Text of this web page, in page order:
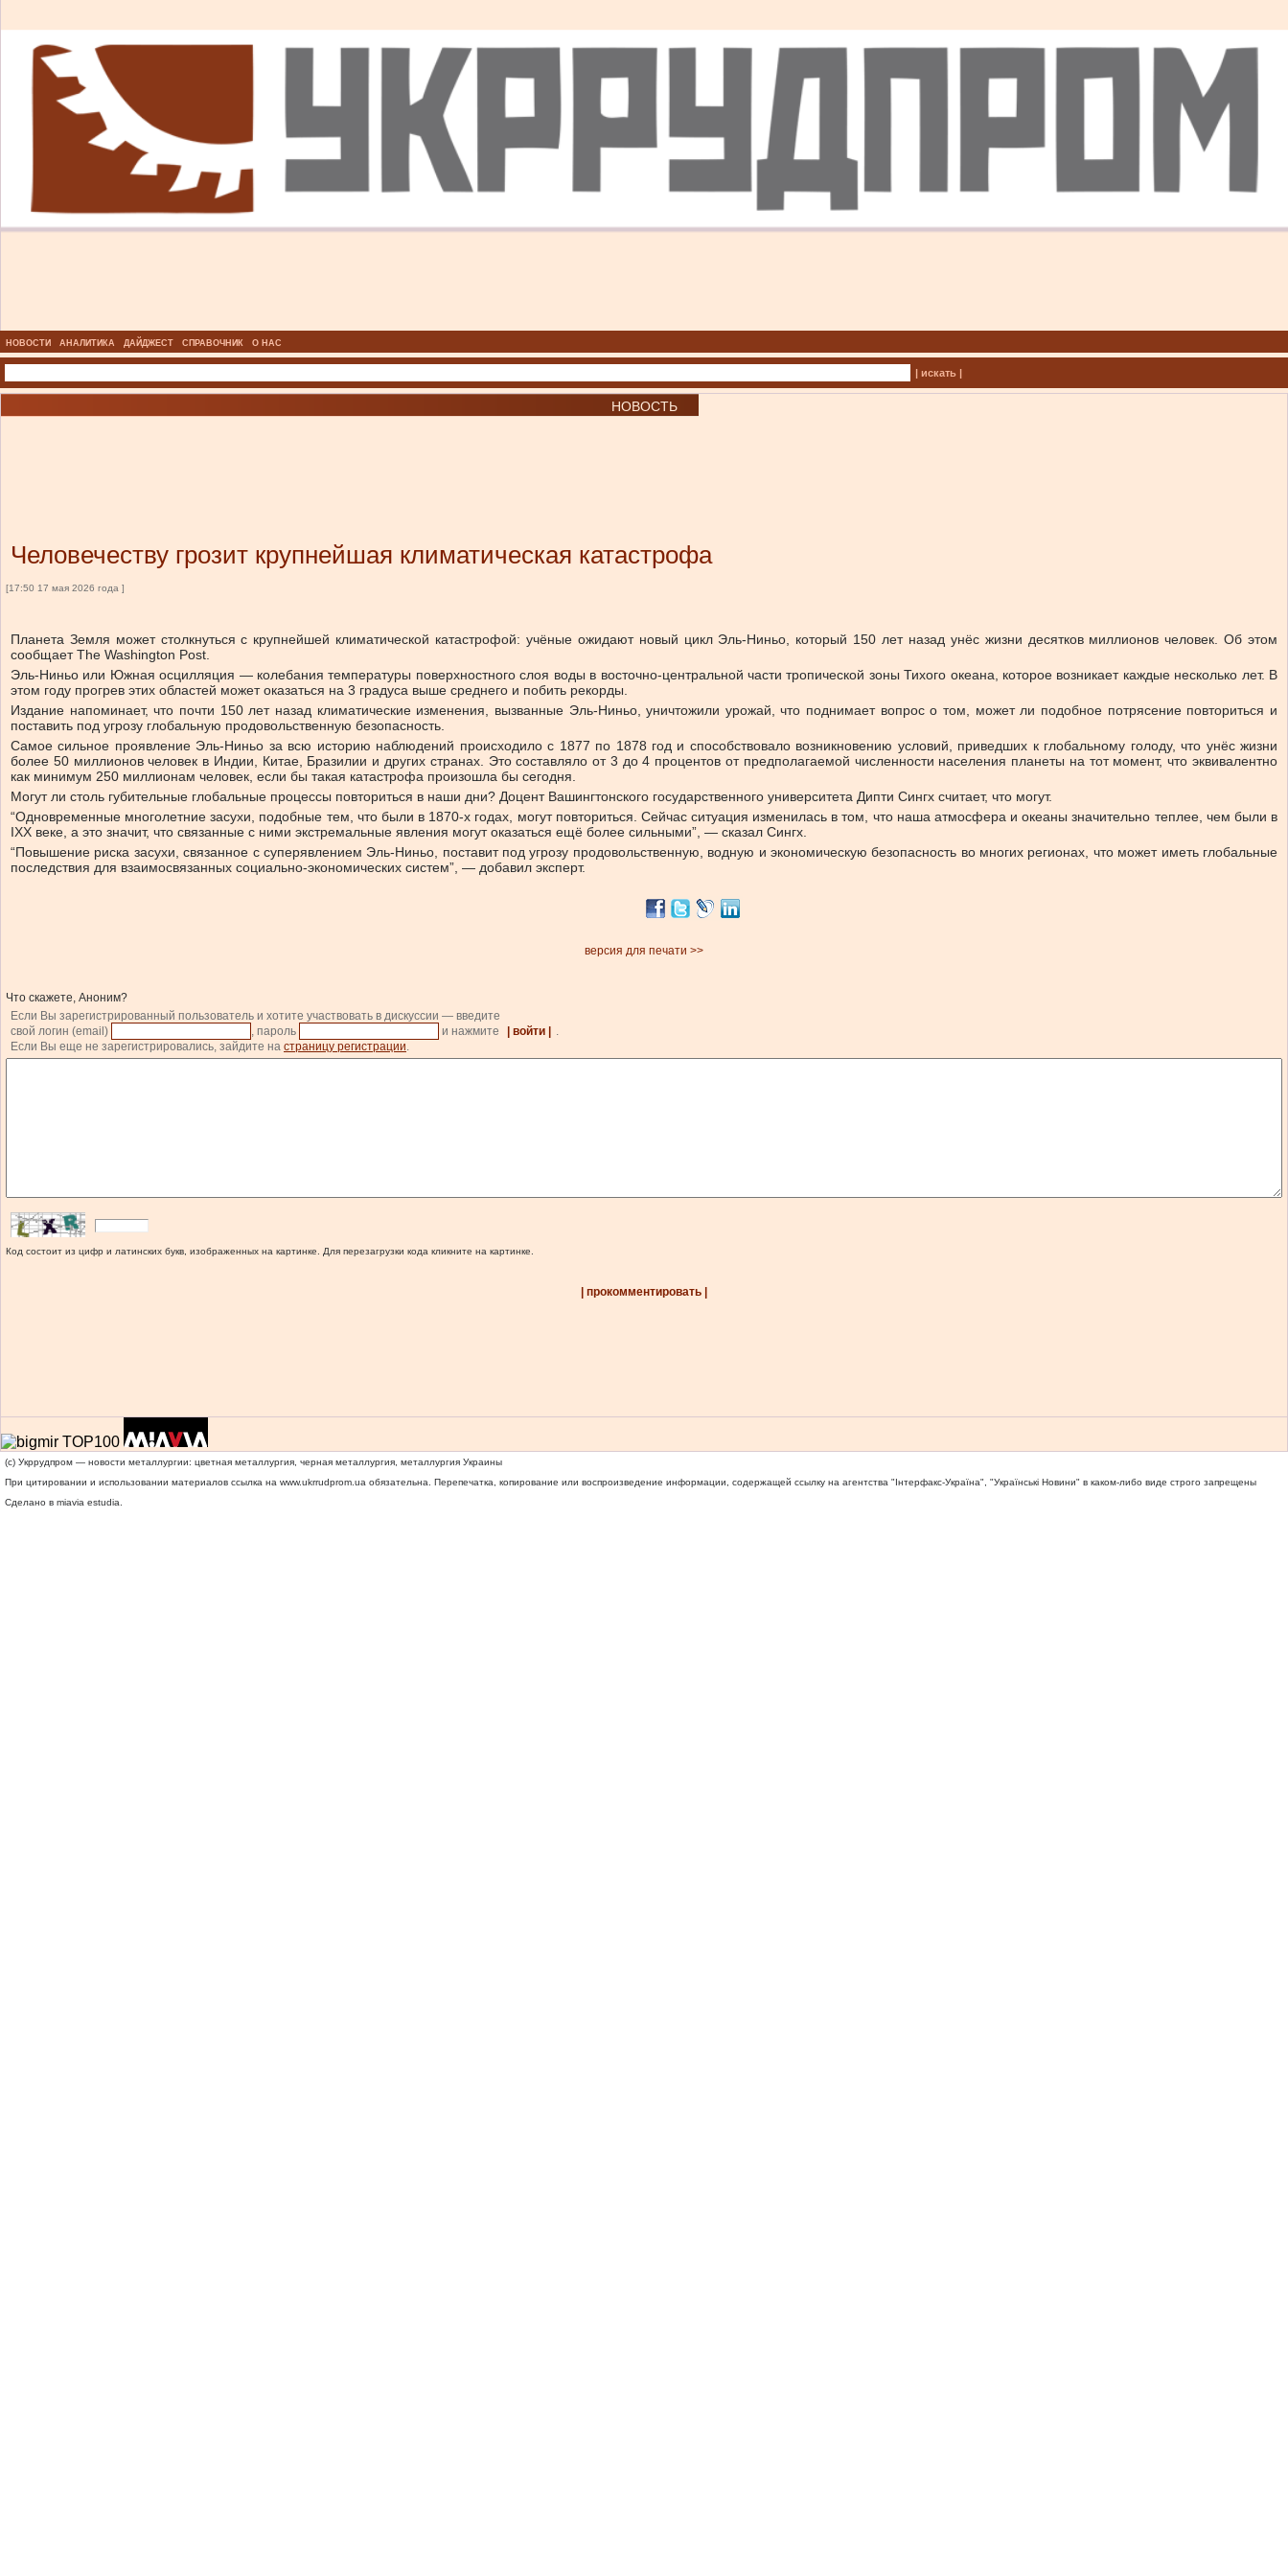
НОВОСТИ АНАЛИТИКА ДАЙДЖЕСТ СПРАВОЧНИК О НАС
| искать |
НОВОСТЬ
Человечеству грозит крупнейшая климатическая катастрофа
[17:50 17 мая 2026 года ]
Планета Земля может столкнуться с крупнейшей климатической катастрофой: учёные ожидают новый цикл Эль-Ниньо, который 150 лет назад унёс жизни десятков миллионов человек. Об этом
сообщает The Washington Post.
Эль-Ниньо или Южная осцилляция — колебания температуры поверхностного слоя воды в восточно-центральной части тропической зоны Тихого океана, которое возникает каждые несколько лет. В
этом году прогрев этих областей может оказаться на 3 градуса выше среднего и побить рекорды.
Издание напоминает, что почти 150 лет назад климатические изменения, вызванные Эль-Ниньо, уничтожили урожай, что поднимает вопрос о том, может ли подобное потрясение повториться и
поставить под угрозу глобальную продовольственную безопасность.
Самое сильное проявление Эль-Ниньо за всю историю наблюдений происходило с 1877 по 1878 год и способствовало возникновению условий, приведших к глобальному голоду, что унёс жизни
более 50 миллионов человек в Индии, Китае, Бразилии и других странах. Это составляло от 3 до 4 процентов от предполагаемой численности населения планеты на тот момент, что эквивалентно
как минимум 250 миллионам человек, если бы такая катастрофа произошла бы сегодня.
Могут ли столь губительные глобальные процессы повториться в наши дни? Доцент Вашингтонского государственного университета Дипти Сингх считает, что могут.
“Одновременные многолетние засухи, подобные тем, что были в 1870-х годах, могут повториться. Сейчас ситуация изменилась в том, что наша атмосфера и океаны значительно теплее, чем были в
IXX веке, а это значит, что связанные с ними экстремальные явления могут оказаться ещё более сильными”, — сказал Сингх.
“Повышение риска засухи, связанное с суперявлением Эль-Ниньо, поставит под угрозу продовольственную, водную и экономическую безопасность во многих регионах, что может иметь глобальные
последствия для взаимосвязанных социально-экономических систем”, — добавил эксперт.
версия для печати >>
Что скажете, Аноним?
Если Вы зарегистрированный пользователь и хотите участвовать в дискуссии — введите
свой логин (email)
, пароль и нажмите | войти |
.
Если Вы еще не зарегистрировались, зайдите на страницу регистрации.
Код состоит из цифр и латинских букв, изображенных на картинке. Для перезагрузки кода кликните на картинке.
| прокомментировать |
(c) Укррудпром — новости металлургии: цветная металлургия, черная металлургия, металлургия Украины
При цитировании и использовании материалов ссылка на www.ukrrudprom.ua обязательна. Перепечатка, копирование или воспроизведение информации, содержащей ссылку на агентства "Iнтерфакс-Україна", "Українськi Новини" в каком-либо виде строго запрещены
Сделано в miavia estudia.